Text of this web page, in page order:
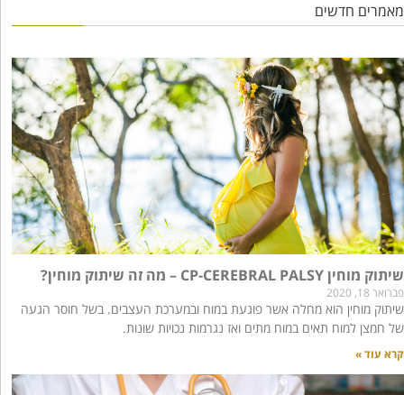
מאמרים חדשים
שיתוק מוחין CP-CEREBRAL PALSY – מה זה שיתוק מוחין?
פברואר 18, 2020
שיתוק מוחין הוא מחלה אשר פוגעת במוח ובמערכת העצבים. בשל חוסר הגעה
של חמצן למוח תאים במוח מתים ואז נגרמות נכויות שונות.
קרא עוד »